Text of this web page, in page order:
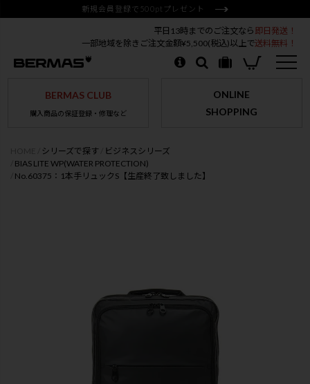
新規会員登録で500ptプレゼント
平日13時までのご注文なら 即日発送！
一部地域を除きご注文金額¥5,500(税込)以上で送料無料！
BERMAS CLUB
購入商品の保証登録・修理など
ONLINE
SHOPPING
シリーズで探す
ビジネスシリーズ
BIAS LITE WP(WATER PROTECTION)
No.60375：1本手リュックS【生産終了致しました】